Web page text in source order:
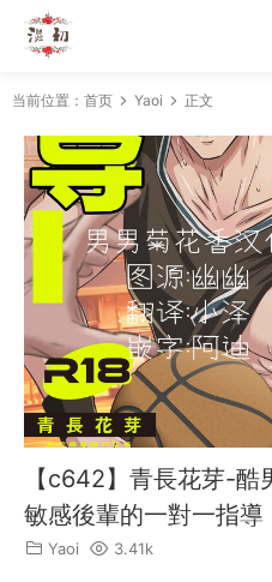
当前位置： 首页 Yaoi 正文
【c642】青長花芽-
敏感後輩的一對一指導
Yaoi 3.41k